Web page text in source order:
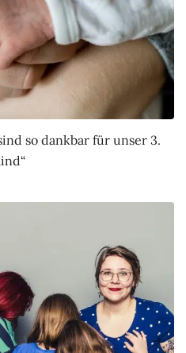
so dankbar für unser 3.